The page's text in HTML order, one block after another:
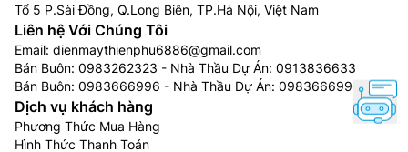
Tổ 5 P.Sài Đồng, Q.Long Biên, TP.Hà Nội, Việt Nam
Liên hệ Với Chúng Tôi
Email: dienmaythienphu6886@gmail.com
Bán Buôn: 0983262323 - Nhà Thầu Dự Án: 0913836633
Bán Buôn: 0983666996 - Nhà Thầu Dự Án: 0983666996
Dịch vụ khách hàng
Phương Thức Mua Hàng
Hình Thức Thanh Toán